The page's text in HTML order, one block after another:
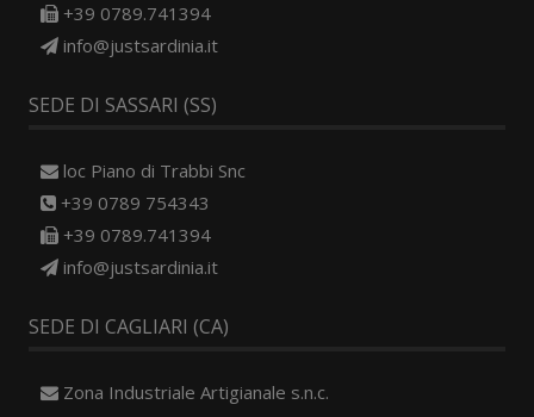
+39 0789.741394
info@justsardinia.it
SEDE DI SASSARI (SS)
loc Piano di Trabbi Snc
+39 0789 754343
+39 0789.741394
info@justsardinia.it
SEDE DI CAGLIARI (CA)
Zona Industriale Artigianale s.n.c.